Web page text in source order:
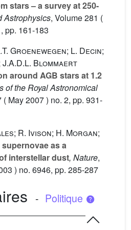
stars – a survey at 250-
Astrophysics, Volume 281 (
pp. 161-183
Groenewegen; L. Decin;
J.A.D.L. Blommaert
around AGB stars at 1.2
of the Royal Astronomical
( May 2007 ) no. 2, pp. 931-
R. Ivison; H. Morgan;
supernovae as a
interstellar dust, Nature,
) no. 6946, pp. 285-287
- Politique